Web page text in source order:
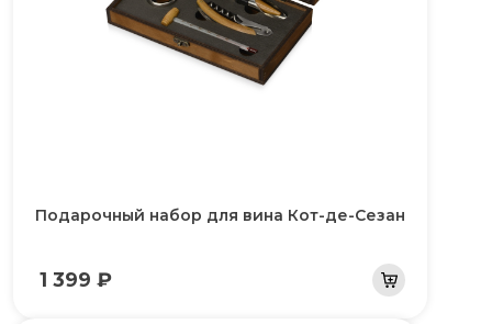
Подарочный набор для вина Кот-де-Сезан
1 399 ₽